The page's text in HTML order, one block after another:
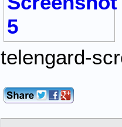
telengard-